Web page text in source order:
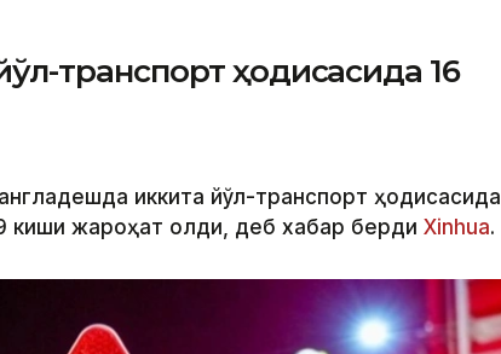
транспорт ҳодисасида 16
иккита йўл-транспорт ҳодисасида
киши жароҳат олди, деб хабар берди Xinhua.